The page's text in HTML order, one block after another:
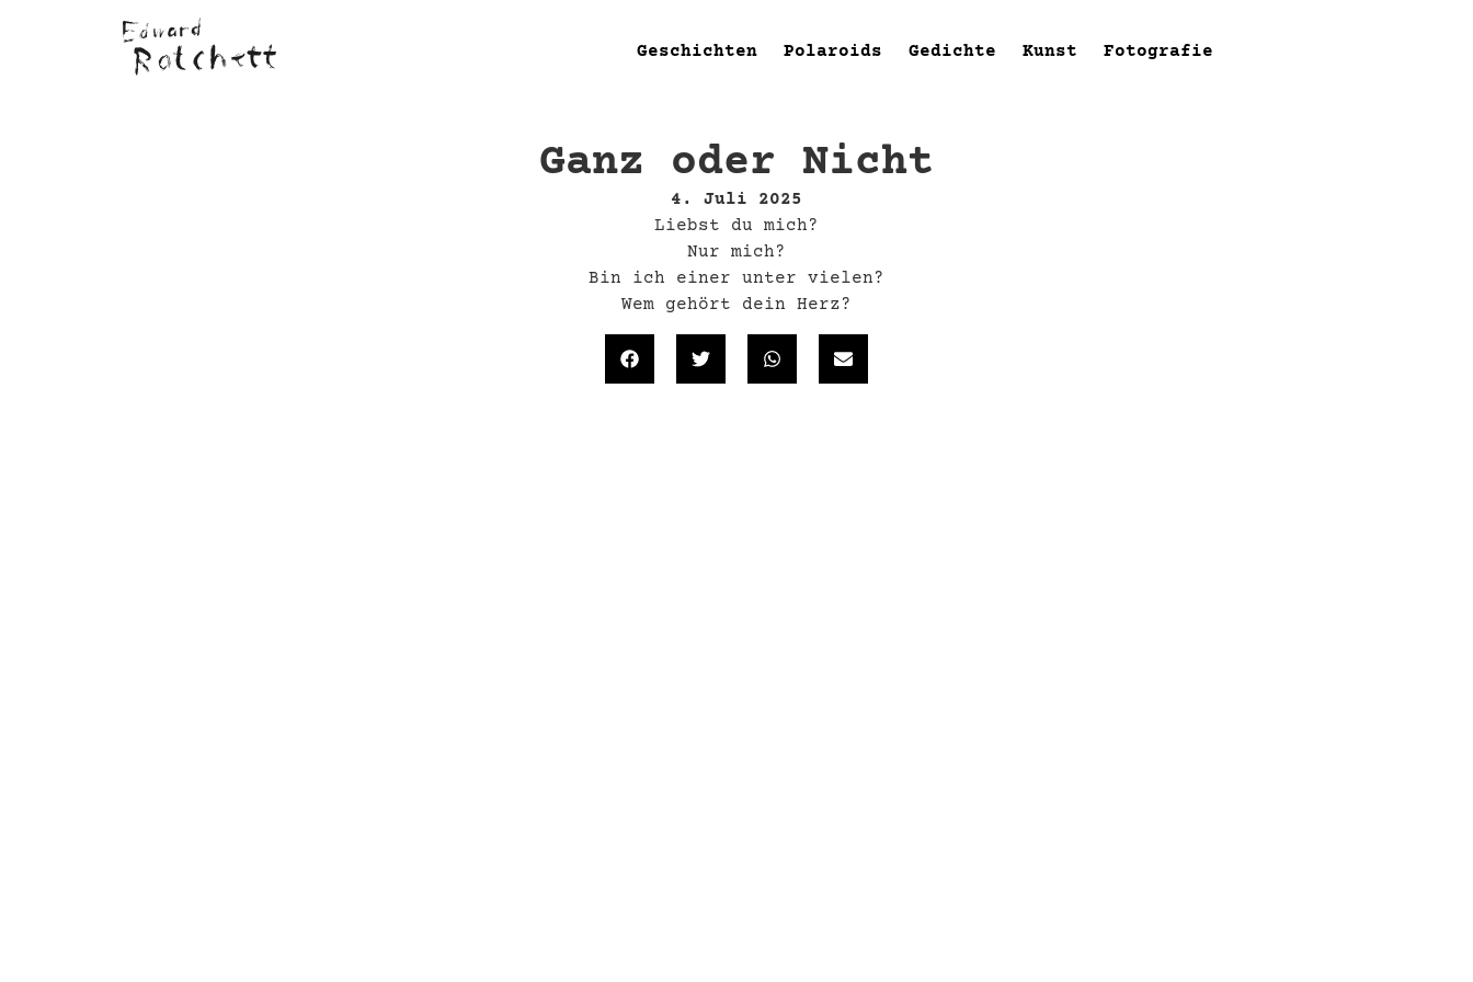
Geschichten Polaroids Gedichte Kunst Fotografie
Ganz oder Nicht
4. Juli 2025
Liebst du mich?
Nur mich?
Bin ich einer unter vielen?
Wem gehört dein Herz?